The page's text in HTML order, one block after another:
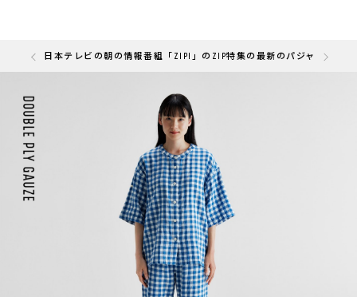
快眠部門」を受賞しました
日本テレビの朝の情報番組「ZIP!」のZIP特集の最新のパジャマとし